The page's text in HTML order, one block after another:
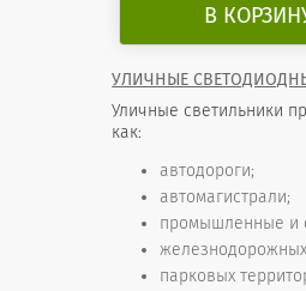
В
УЛИЧНЫЕ
Уличные светильники
как:
автодороги;
автомагистрали;
промышленные и
парковых